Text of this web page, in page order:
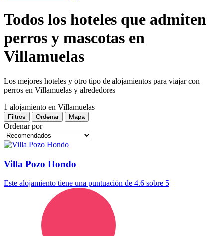
Todos los hoteles que admiten
perros y mascotas en
Villamuelas
Los mejores hoteles y otro tipo de alojamientos para viajar con
perros en Villamuelas y alrededores
1 alojamiento en Villamuelas
Filtros Ordenar Mapa
Ordenar por
Villa Pozo Hondo
Este alojamiento tiene una puntuación de 4.6 sobre 5